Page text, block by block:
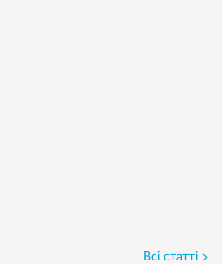
Всі статті